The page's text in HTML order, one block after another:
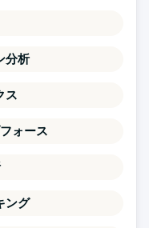
分析
ス
ォース
ング